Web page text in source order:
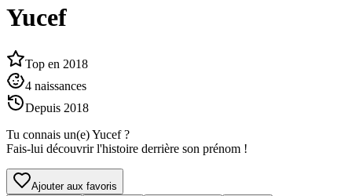
Yucef
Top en 2018
4 naissances
Depuis 2018
Tu connais un(e)Yucef?
Fais-lui découvrir l'histoire derrière son prénom !
Ajouter aux favoris